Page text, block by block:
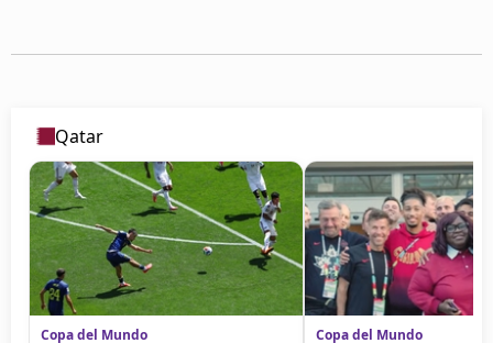
Qatar
Copa del Mundo Copa del Mundo